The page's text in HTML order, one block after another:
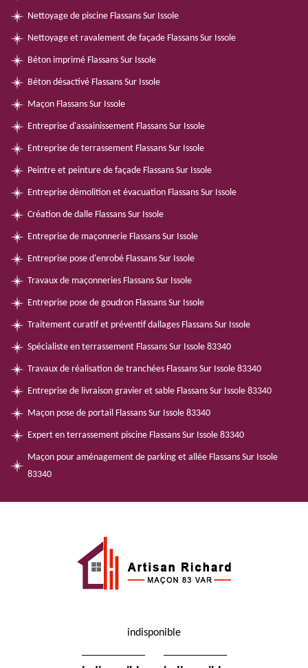
Nettoyage de piscine Flassans Sur Issole
Nettoyage et ravalement de façade Flassans Sur Issole
Béton imprimé Flassans Sur Issole
Béton désactivé Flassans Sur Issole
Maçon Flassans Sur Issole
Entreprise d'assainissement Flassans Sur Issole
Entreprise de terrassement Flassans Sur Issole
Peintre et peinture de façade Flassans Sur Issole
Entreprise démolition et évacuation Flassans Sur Issole
Création de dalle Flassans Sur Issole
Entreprise de maçonnerie Flassans Sur Issole
Entreprise pose d'enrobé Flassans Sur Issole
Travaux de maçonneries Flassans Sur Issole
Entreprise pose de goudron Flassans Sur Issole
Traitement curatif et préventif dallages Flassans Sur Issole
Spécialiste en terrassement Flassans Sur Issole 83340
Travaux de réalisation de tranchées Flassans Sur Issole 83340
Entreprise de livraison gravier et sable Flassans Sur Issole 83340
Maçon pose de portail Flassans Sur Issole 83340
Expert en terrassement piscine Flassans Sur Issole 83340
Maçon pour aménagement de parking et allée Flassans Sur Issole
83340
indisponible